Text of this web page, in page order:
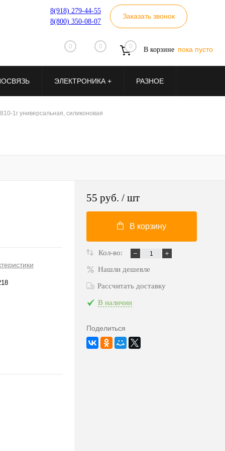
8(918) 279-44-55
8(800) 350-08-07
Заказать звонок
0 0 0 В корзине пока пусто
ЭЛЕКТРОНИКА + РАЗНОЕ
1г универсальная, силиконовая
55 руб. / шт
В корзину
Кол-во:
Нашли дешевле
Рассчитать доставку
В наличии
Поделиться